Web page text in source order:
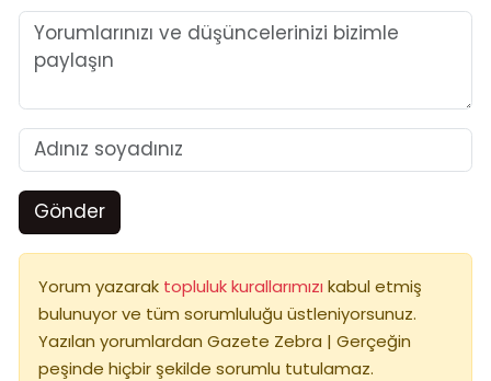
Gönder
Yorum yazarak topluluk kurallarımızı kabul etmiş
bulunuyor ve tüm sorumluluğu üstleniyorsunuz.
Yazılan yorumlardan Gazete Zebra | Gerçeğin
peşinde hiçbir şekilde sorumlu tutulamaz.